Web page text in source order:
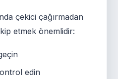
çekici çağırmadan
etmek önemlidir:
edin